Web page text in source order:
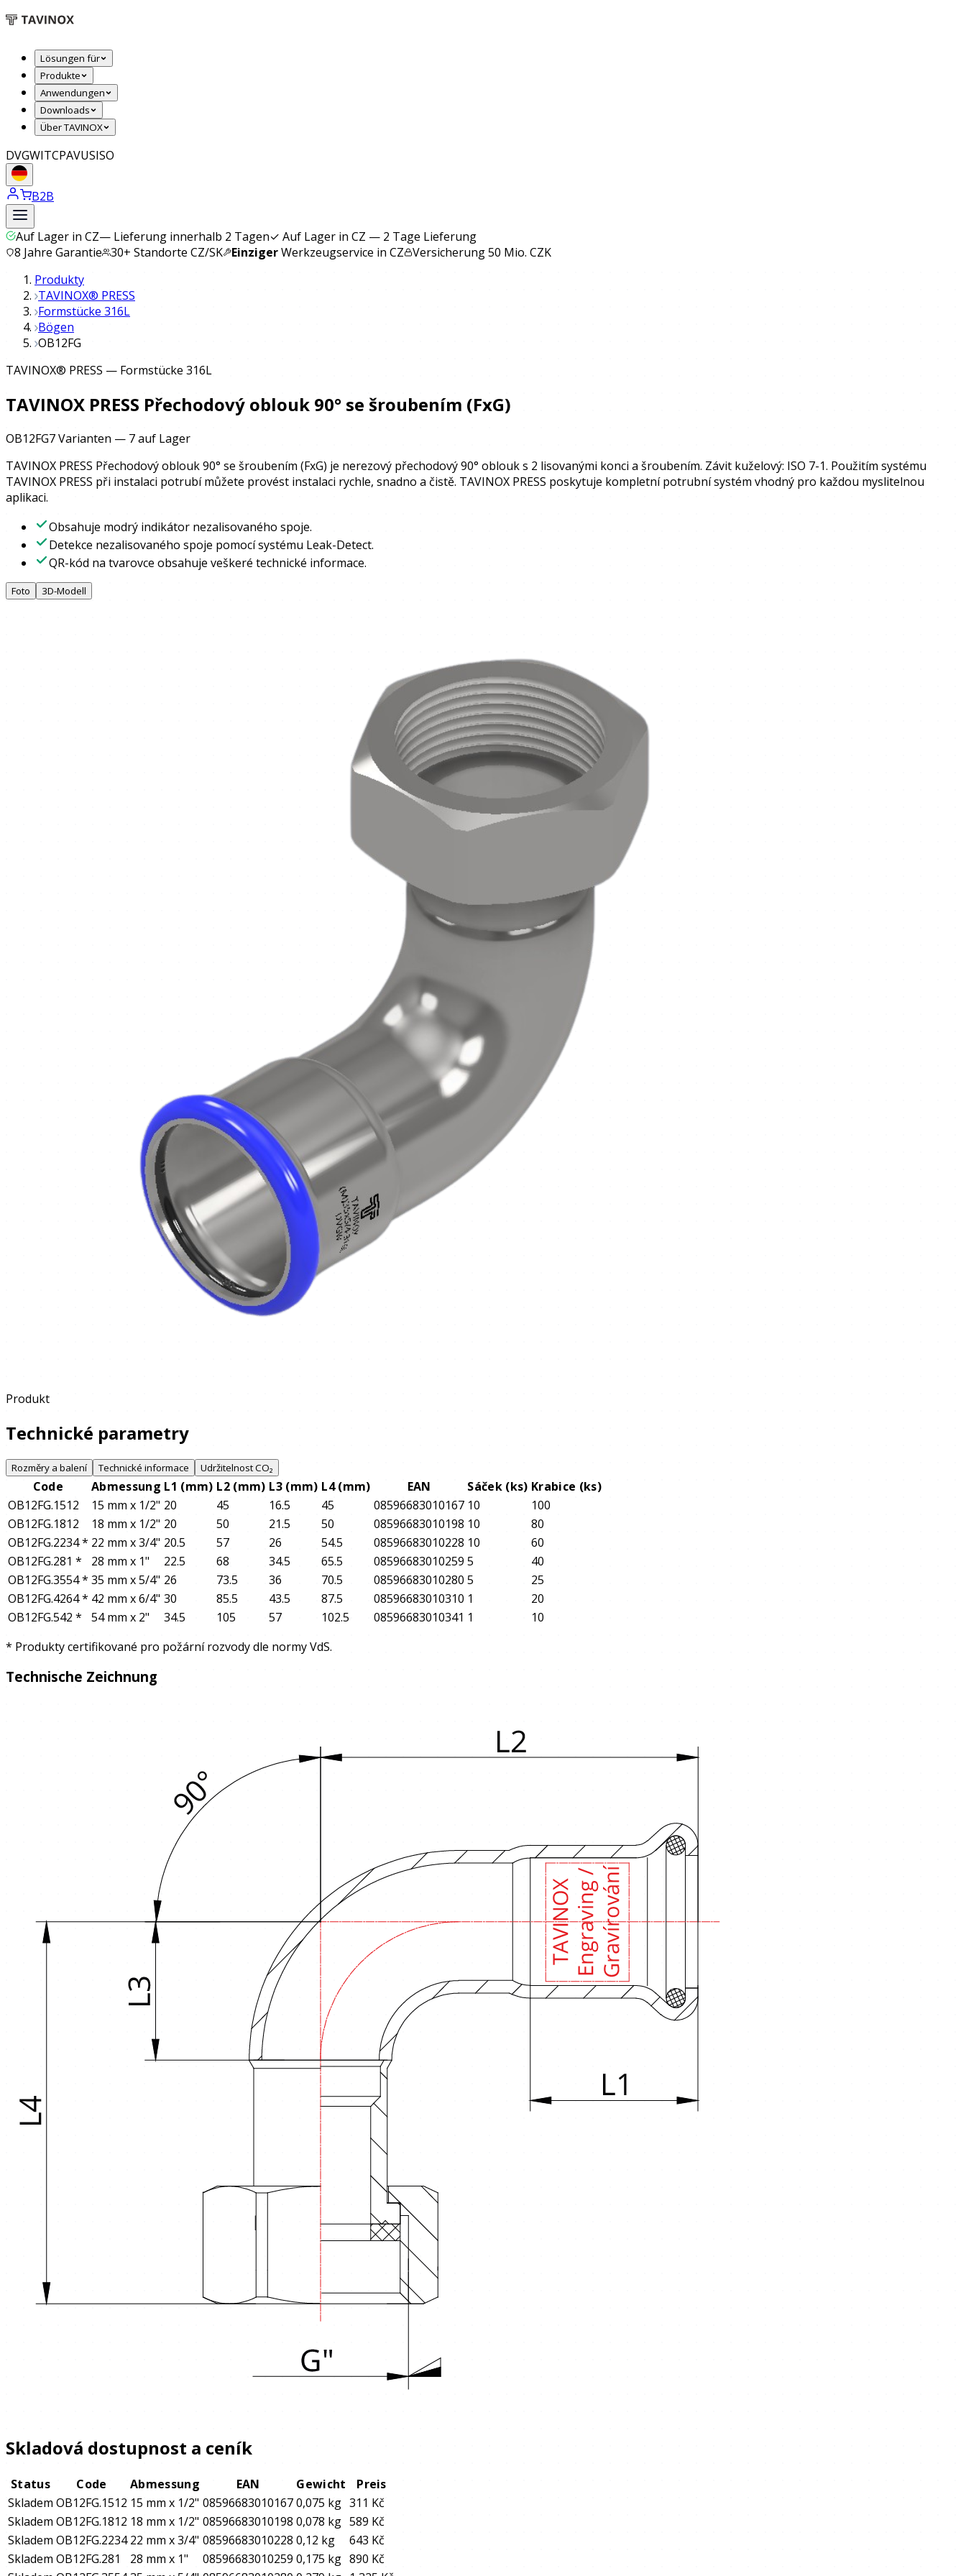
Lösungen für
Produkte
Anwendungen
Downloads
Über TAVINOX
DVGWITCPAVUSISO
B2B
Auf Lager in CZ— Lieferung innerhalb 2 Tagen✓ Auf Lager in CZ — 2 Tage Lieferung
8 Jahre Garantie 30+ Standorte CZ/SK EinzigerWerkzeugservice in CZ Versicherung 50 Mio. CZK
Produkty
TAVINOX® PRESS
Formstücke 316L
Bögen
OB12FG
TAVINOX® PRESS — Formstücke 316L
TAVINOX PRESS Přechodový oblouk 90° se šroubením (FxG)
OB12FG7 Varianten — 7auf Lager
TAVINOX PRESS Přechodový oblouk 90° se šroubením (FxG) je nerezový přechodový 90° oblouk s 2 lisovanými konci a šroubením. Závit kuželový: ISO 7-1. Použitím systému
TAVINOX PRESS při instalaci potrubí můžete provést instalaci rychle, snadno a čistě. TAVINOX PRESS poskytuje kompletní potrubní systém vhodný pro každou myslitelnou
aplikaci.
Obsahuje modrý indikátor nezalisovaného spoje.
Detekce nezalisovaného spoje pomocí systému Leak-Detect.
QR-kód na tvarovce obsahuje veškeré technické informace.
Foto 3D-Modell
Produkt
Technické parametry
Rozměry a balení Technické informace Udržitelnost CO₂
Code Abmessung L1 (mm) L2 (mm) L3 (mm) L4 (mm) EAN Sáček (ks) Krabice (ks)
OB12FG.1512
15 mm x 1/2" 20 45 16.5 45 08596683010167 10
100
OB12FG.1812
18 mm x 1/2" 20 50 21.5 50 08596683010198 10
80
OB12FG.2234* 22 mm x 3/4" 20.5 57 26 54.5 08596683010228 10
60
OB12FG.281 * 28 mm x 1" 22.5 68 34.5 65.5 08596683010259 5
40
OB12FG.3554* 35 mm x 5/4" 26 73.5 36 70.5 08596683010280 5
25
OB12FG.4264* 42 mm x 6/4" 30 85.5 43.5 87.5 08596683010310 1
20
OB12FG.542 * 54 mm x 2" 34.5 105 57 102.5 08596683010341 1
10
* Produkty certifikované pro požární rozvody dle normy VdS.
Technische Zeichnung
Skladová dostupnost a ceník
Status Code Abmessung EAN Gewicht
Preis
Skladem OB12FG.1512 15 mm x 1/2" 085966830101670,075 kg 311 Kč
Skladem OB12FG.1812 18 mm x 1/2" 08596683010198 0,078 kg 589 Kč
Skladem OB12FG.2234 22 mm x 3/4" 08596683010228 0,12 kg
643 Kč
Skladem OB12FG.281 28 mm x 1" 08596683010259 0,175 kg 890 Kč